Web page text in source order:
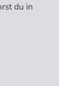
du in